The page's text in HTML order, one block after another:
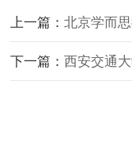
上一篇：北京学而
下一篇：西安交通